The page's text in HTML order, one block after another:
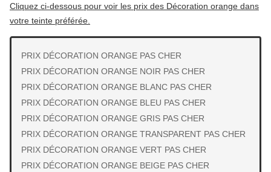
Cliquez ci-dessous pour voir les prix des Décoration orange dans
votre teinte préférée.
PRIX DÉCORATION ORANGE PAS CHER
PRIX DÉCORATION ORANGE NOIR PAS CHER
PRIX DÉCORATION ORANGE BLANC PAS CHER
PRIX DÉCORATION ORANGE BLEU PAS CHER
PRIX DÉCORATION ORANGE GRIS PAS CHER
PRIX DÉCORATION ORANGE TRANSPARENT PAS CHER
PRIX DÉCORATION ORANGE VERT PAS CHER
PRIX DÉCORATION ORANGE BEIGE PAS CHER